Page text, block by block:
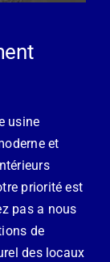
usine
et
priorité est
pas a nous
de
des locaux